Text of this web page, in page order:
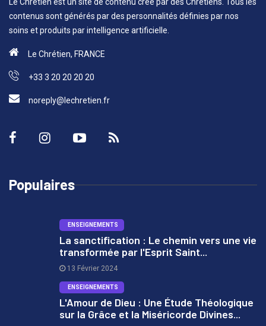
Le Chrétien est un site de contenu créé par des Chrétiens. Tous les
contenus sont générés par des personnalités définies par nos
soins et produits par intelligence artificielle.
Le Chrétien, FRANCE
+33 3 20 20 20 20
noreply@lechretien.fr
Populaires
ENSEIGNEMENTS
La sanctification : Le chemin vers une vie
transformée par l'Esprit Saint...
13 Février 2024
ENSEIGNEMENTS
L'Amour de Dieu : Une Étude Théologique
sur la Grâce et la Miséricorde Divines...